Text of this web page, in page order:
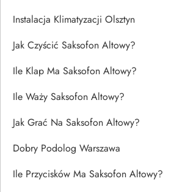
Instalacja Klimatyzacji Olsztyn
Jak Czyścić Saksofon Altowy?
Ile Klap Ma Saksofon Altowy?
Ile Waży Saksofon Altowy?
Jak Grać Na Saksofon Altowy?
Dobry Podolog Warszawa
Ile Przycisków Ma Saksofon Altowy?